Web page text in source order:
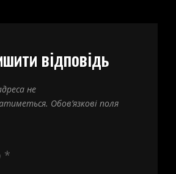
відповідь
не
Обов’язкові поля
*